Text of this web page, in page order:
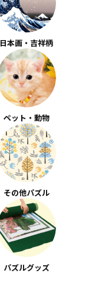
日本画・吉祥柄
ペット・動物
その他パズル
パズルグッズ